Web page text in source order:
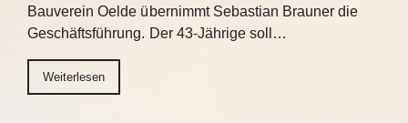
Bauverein Oelde übernimmt Sebastian Brauner die
Geschäftsführung. Der 43-Jährige soll…
Weiterlesen